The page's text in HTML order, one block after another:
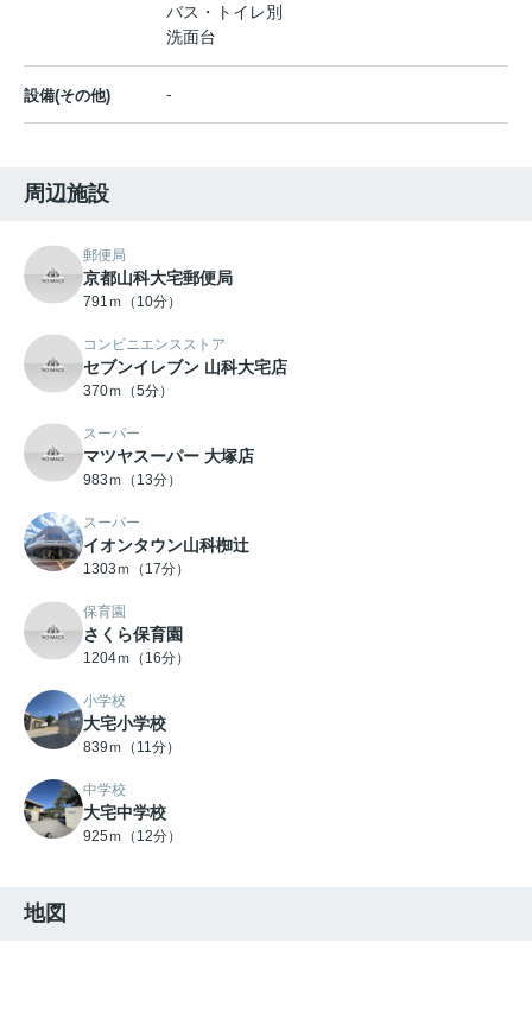
バス・トイレ別
洗面台
設備(その他) -
周辺施設
郵便局
京都山科大宅郵便局
791ｍ（10分）
コンビニエンスストア
セブンイレブン 山科大宅店
370ｍ（5分）
スーパー
マツヤスーパー 大塚店
983ｍ（13分）
スーパー
イオンタウン山科椥辻
1303ｍ（17分）
保育園
さくら保育園
1204ｍ（16分）
小学校
大宅小学校
839ｍ（11分）
中学校
大宅中学校
925ｍ（12分）
地図